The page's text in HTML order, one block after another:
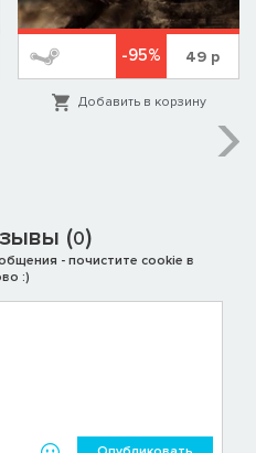
-95% 49 р
Добавить в корзину
(0)
- почистите cookie в
:)